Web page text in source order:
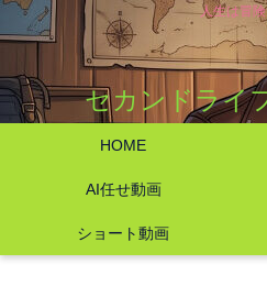
人生は冒険
セカンドライ
HOME
AI任せ動画
ショート動画